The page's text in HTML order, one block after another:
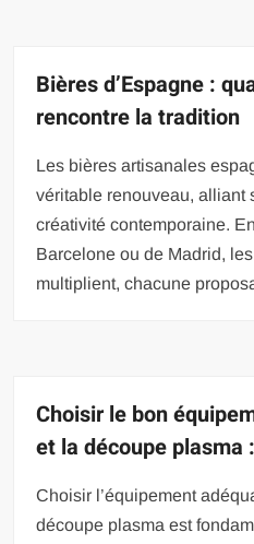
Bières d’Espagne :
rencontre la tradition
Les bières artisanales
véritable renouveau, alliant
créativité contemporaine.
Barcelone ou de Madrid,
multiplient, chacune
Choisir le bon
et la découpe plasma
Choisir l’équipement
découpe plasma est